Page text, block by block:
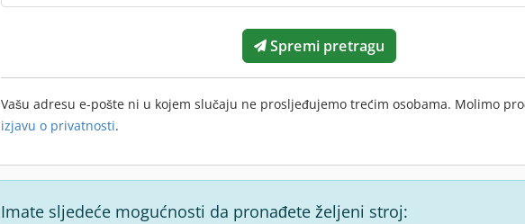
Spremi pretragu
Vašu adresu e-pošte ni u kojem slučaju ne prosljeđujemo trećim osobama. Molimo
izjavu o privatnosti.
Imate sljedeće mogućnosti da pronađete željeni stroj: